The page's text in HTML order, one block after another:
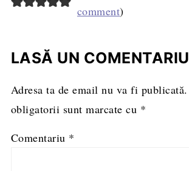
comment)
LASĂ UN COMENTARIU
Adresa ta de email nu va fi publicată.
obligatorii sunt marcate cu *
Comentariu *